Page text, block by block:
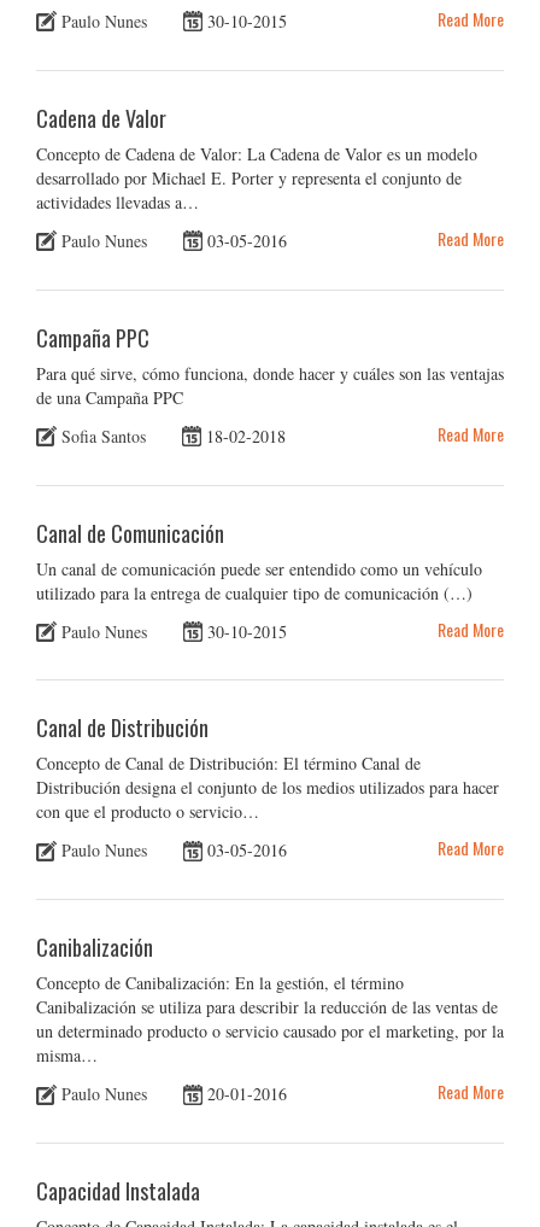
Paulo Nunes
30-10-2015 Read More
Cadena de Valor
Concepto de Cadena de Valor: La Cadena de Valor es un modelo
desarrollado por Michael E. Porter y representa el conjunto de
actividades llevadas a…
Paulo Nunes
03-05-2016 Read More
Campaña PPC
Para qué sirve, cómo funciona, donde hacer y cuáles son las ventajas
de una Campaña PPC
Sofia Santos
18-02-2018 Read More
Canal de Comunicación
Un canal de comunicación puede ser entendido como un vehículo
utilizado para la entrega de cualquier tipo de comunicación (…)
Paulo Nunes
30-10-2015 Read More
Canal de Distribución
Concepto de Canal de Distribución: El término Canal de
Distribución designa el conjunto de los medios utilizados para hacer
con que el producto o servicio…
Paulo Nunes
03-05-2016 Read More
Canibalización
Concepto de Canibalización: En la gestión, el término
Canibalización se utiliza para describir la reducción de las ventas de
un determinado producto o servicio causado por el marketing, por la
misma…
Paulo Nunes
20-01-2016 Read More
Capacidad Instalada